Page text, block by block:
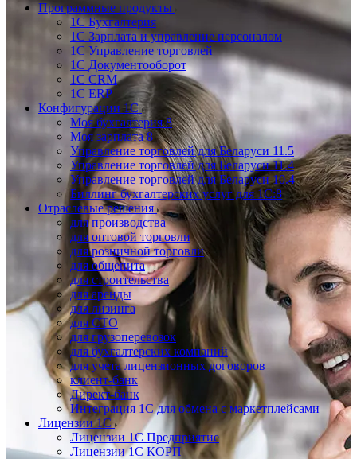
Программные продукты
1С Бухгалтерия
1С Зарплата и управление персоналом
1С Управление торговлей
1С Документооборот
1С CRM
1С ERP
Конфигурации 1С
Моя бухгалтерия 8
Моя зарплата 8
Управление торговлей для Беларуси 11.5
Управление торговлей для Беларуси 11.4
Управление торговлей для Беларуси 10.4
Биллинг бухгалтерских услуг для 1С:8
Отраслевые решения
для производства
для оптовой торговли
для розничной торговли
для общепита
для строительства
для аренды
для лизинга
для СТО
для грузоперевозок
для бухгалтерских компаний
для учета лицензионных договоров
клиент-банк
Директ-банк
Интеграция 1C для обмена с маркетплейсами
Лицензии 1С
Лицензии 1С Предприятие
Лицензии 1С КОРП